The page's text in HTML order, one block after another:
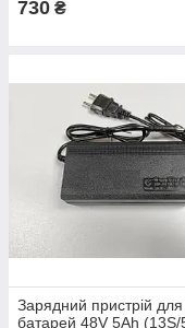
730 ₴
Зарядний пристрій
батарей 48V 5Ah (13S/